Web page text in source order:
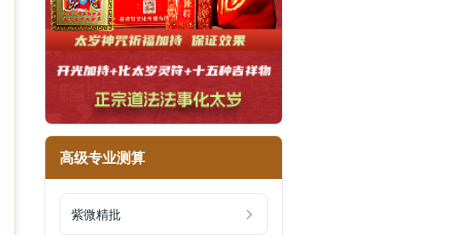
高级专业测算
紫微精批